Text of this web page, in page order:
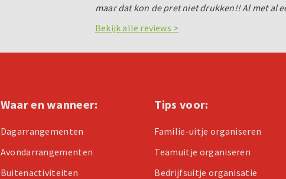
maar dat kon de pret niet drukken!! Al met al
Bekijk alle reviews >
Waar en wanneer:
Dagarrangementen
Avondarrangementen
Buitenactiviteiten
Tips voor:
Familie-uitje organiseren
Teamuitje organiseren
Bedrijfsuitje organisatie